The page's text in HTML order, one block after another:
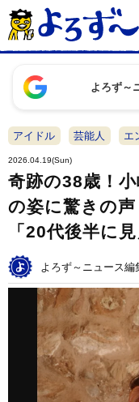
よろず～
アイドル 芸能人 エ
2026.04.19(Sun)
奇跡の38歳！
の姿に驚きの声
「20代後半に見
よろず～ニュース編